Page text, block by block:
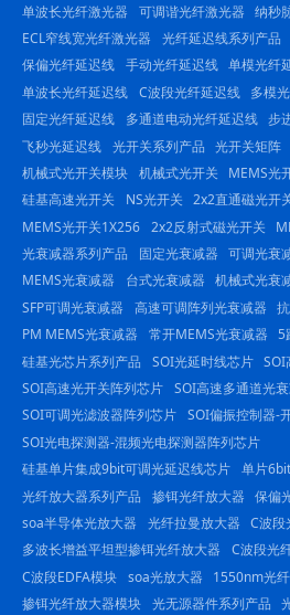
单波长光纤激光器
可调谐光纤激光器 纳秒
ECL窄线宽光纤激光器
光纤延迟线系列产品
保偏光纤延迟线 手动光纤延迟线 单模光纤
单波长光纤延迟线 C波段光纤延迟线 多模
固定光纤延迟线
多通道电动光纤延迟线 步
飞秒光延迟线 光开关系列产品 光开关矩阵
机械式光开关模块 机械式光开关 MEMS光
硅基高速光开关
NS光开关 2x2直通磁光开
MEMS光开关1X256 2x2反射式磁光开关
光衰减器系列产品
固定光衰减器 可调光衰
MEMS光衰减器
台式光衰减器 机械式光衰
SFP可调光衰减器
高速可调阵列光衰减器
PM MEMS光衰减器
常开MEMS光衰减器 5
硅基光芯片系列产品
SOI光延时线芯片 SOI
SOI高速光开关阵列芯片 SOI高速多通道光
SOI可调光滤波器阵列芯片 SOI偏振控制器-
SOI光电探测器-混频光电探测器阵列芯片
硅基单片集成9bit可调光延迟线芯片 单片
光纤放大器系列产品
掺铒光纤放大器 保偏
soa半导体光放大器
光纤拉曼放大器 C波段
多波长增益平坦型掺铒光纤放大器
C波段光
C波段EDFA模块 soa光放大器
1550nm光
掺铒光纤放大器模块 光无源器件系列产品